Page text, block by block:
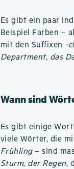
Es gibt ein paar
Beispiel Farben –
mit den Suffixen -
Department, das
Wann sind
Es gibt einige
viele Wörter, die
Frühling– sind
Sturm, der Regen,